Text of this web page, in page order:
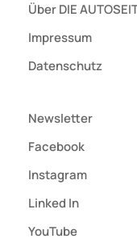
Über DIE
Impressum
Datenschutz
Newsletter
Facebook
Instagram
Linked In
YouTube